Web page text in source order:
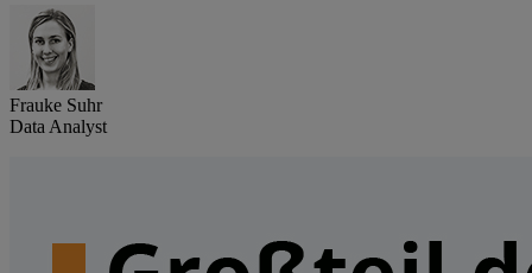
Frauke Suhr
Data Analyst